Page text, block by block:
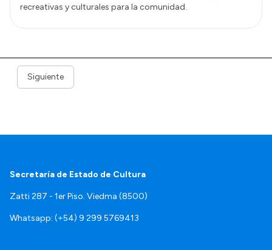
recreativas y culturales para la comunidad.
Siguiente
Secretaría de Estado de Cultura
Zatti 287 - 1er Piso. Viedma (8500)
Whatsapp: (+54) 9 299 5769413